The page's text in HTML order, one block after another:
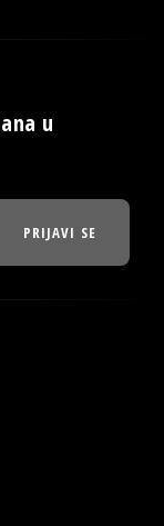
u
PRIJAVI SE